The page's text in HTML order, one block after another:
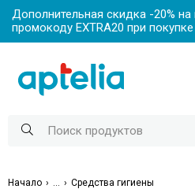
Дополнительная скидка -20%
промокоду EXTRA20 при покупке
Начало Средства гигиены